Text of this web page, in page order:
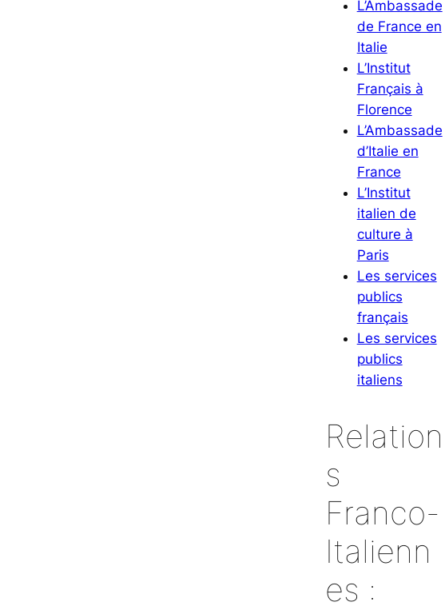
L’Ambassade
de France en
Italie
L’Institut
Français à
Florence
L’Ambassade
d’Italie en
France
L’Institut
italien de
culture à
Paris
Les services
publics
français
Les services
publics
italiens
Relation
s
Franco-
Italienn
es :